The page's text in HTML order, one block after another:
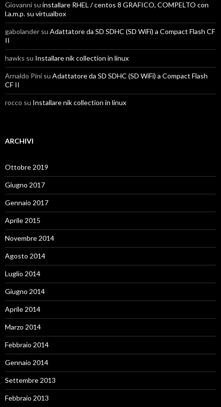
Giovanni su installare RHEL / centos 8 GRAFICO, COMPELTO con
l.a.m.p. su virtualbox
gabolander su Adattatore da SD SDHC (SD WiFi) a Compact Flash CF
II
hawks su Installare nik collection in linux
Arnaldo Pini su Adattatore da SD SDHC (SD WiFi) a Compact Flash
CF II
rocco su Installare nik collection in linux
ARCHIVI
Ottobre 2019
Giugno 2017
Gennaio 2017
Aprile 2015
Novembre 2014
Agosto 2014
Luglio 2014
Giugno 2014
Aprile 2014
Marzo 2014
Febbraio 2014
Gennaio 2014
Settembre 2013
Febbraio 2013